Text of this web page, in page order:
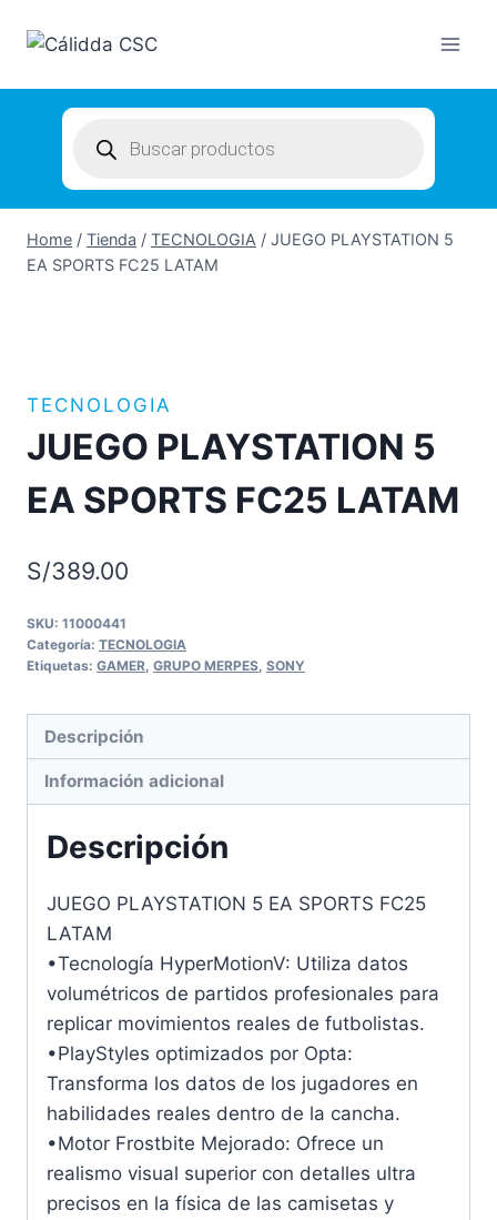
search
Home / Tienda / TECNOLOGIA / JUEGO PLAYSTATION 5
EA SPORTS FC25 LATAM
TECNOLOGIA
JUEGO PLAYSTATION 5
EA SPORTS FC25 LATAM
S/389.00
SKU: 11000441
Categoría: TECNOLOGIA
Etiquetas: GAMER GRUPO MERPES SONY
Descripción
Información adicional
Descripción
JUEGO PLAYSTATION 5 EA SPORTS FC25
LATAM
•Tecnología HyperMotionV: Utiliza datos
volumétricos de partidos profesionales para
replicar movimientos reales de futbolistas.
•PlayStyles optimizados por Opta:
Transforma los datos de los jugadores en
habilidades reales dentro de la cancha.
•Motor Frostbite Mejorado: Ofrece un
realismo visual superior con detalles ultra
precisos en la física de las camisetas y